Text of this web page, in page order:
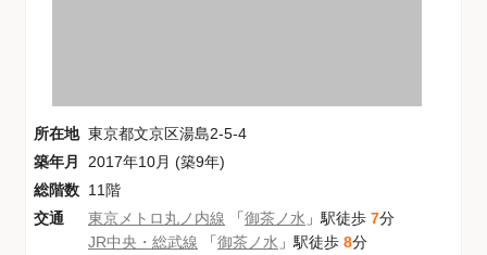
所在地 東京都文京区湯島2-5-4
築年月
2017年10月 (築9年)
総階数 11階
交通
東京メトロ丸ノ内線 「御茶ノ水 」駅徒歩 7分
JR中央・総武線 「御茶ノ水 」駅徒歩 8分